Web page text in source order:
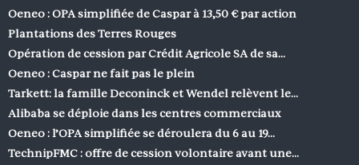
Oeneo : OPA simplifiée de Caspar à 13,50 € par action
Plantations des Terres Rouges
Opération de cession par Crédit Agricole SA de sa…
Oeneo : Caspar ne fait pas le plein
Tarkett: la famille Deconinck et Wendel relèvent le…
Alibaba se déploie dans les centres commerciaux
Oeneo : l’OPA simplifiée se déroulera du 6 au 19…
TechnipFMC : offre de cession volontaire avant une…